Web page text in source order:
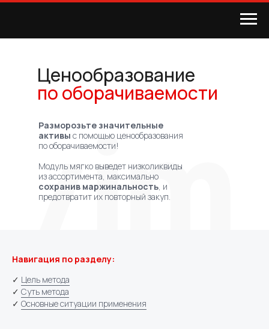
Хотите посмотреть систему
изнутри и понять, насколько
она применима для ваших
задач?
С удовольствием проведем
Разморозьте значительные
активы с помощью ценообразования
по оборачиваемости!
Модуль мягко выведет низколиквиды
из ассортимента, максимально
сохранив маржинальность, и
предотвратит их повторный закуп.
Ценообразование
по оборачиваемости
Навигация по разделу:
✓ Цель метода
✓ Суть метода
✓ Основные ситуации применения